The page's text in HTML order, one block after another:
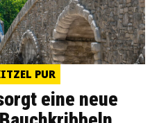
PUR
eine neue